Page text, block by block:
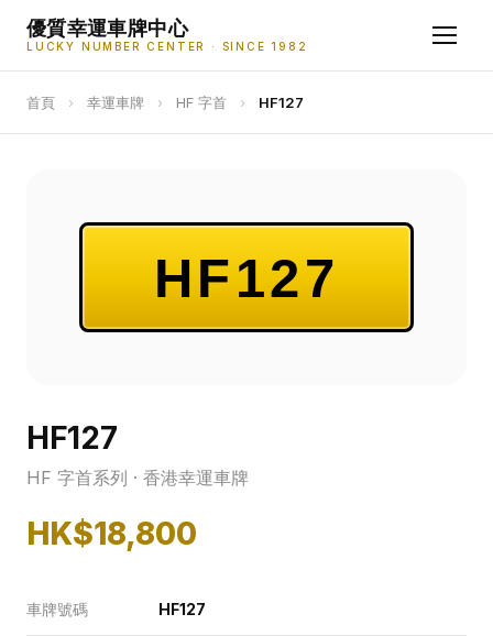
優質幸運車牌中心
LUCKY NUMBER CENTER · SINCE 1982
首頁 › 幸運車牌 › HF 字首 › HF127
HF127
HF127
HF 字首系列 · 香港幸運車牌
HK$18,800
車牌號碼 HF127